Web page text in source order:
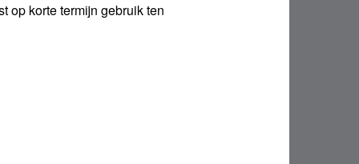
op korte termijn gebruik ten